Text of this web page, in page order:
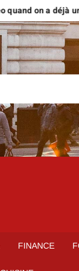
a déjà une
FINANCE